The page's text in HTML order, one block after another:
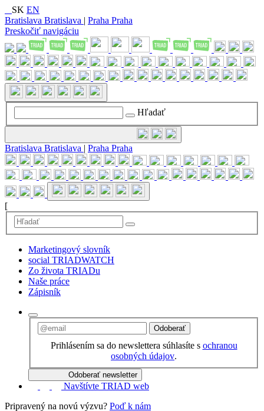
SK EN
Bratislava Bratislava | Praha Praha
Preskočiť navigáciu
Hľadať
Bratislava Bratislava | Praha Praha
[
Marketingový slovník
social TRIADWATCH
Zo života TRIADu
Naše práce
Zápisník
Odoberať
Prihlásením sa do newslettera súhlasíte s ochranou
osobných údajov.
Odoberať newsletter
Navštívte TRIAD web
Pripravený na novú výzvu? Poď k nám